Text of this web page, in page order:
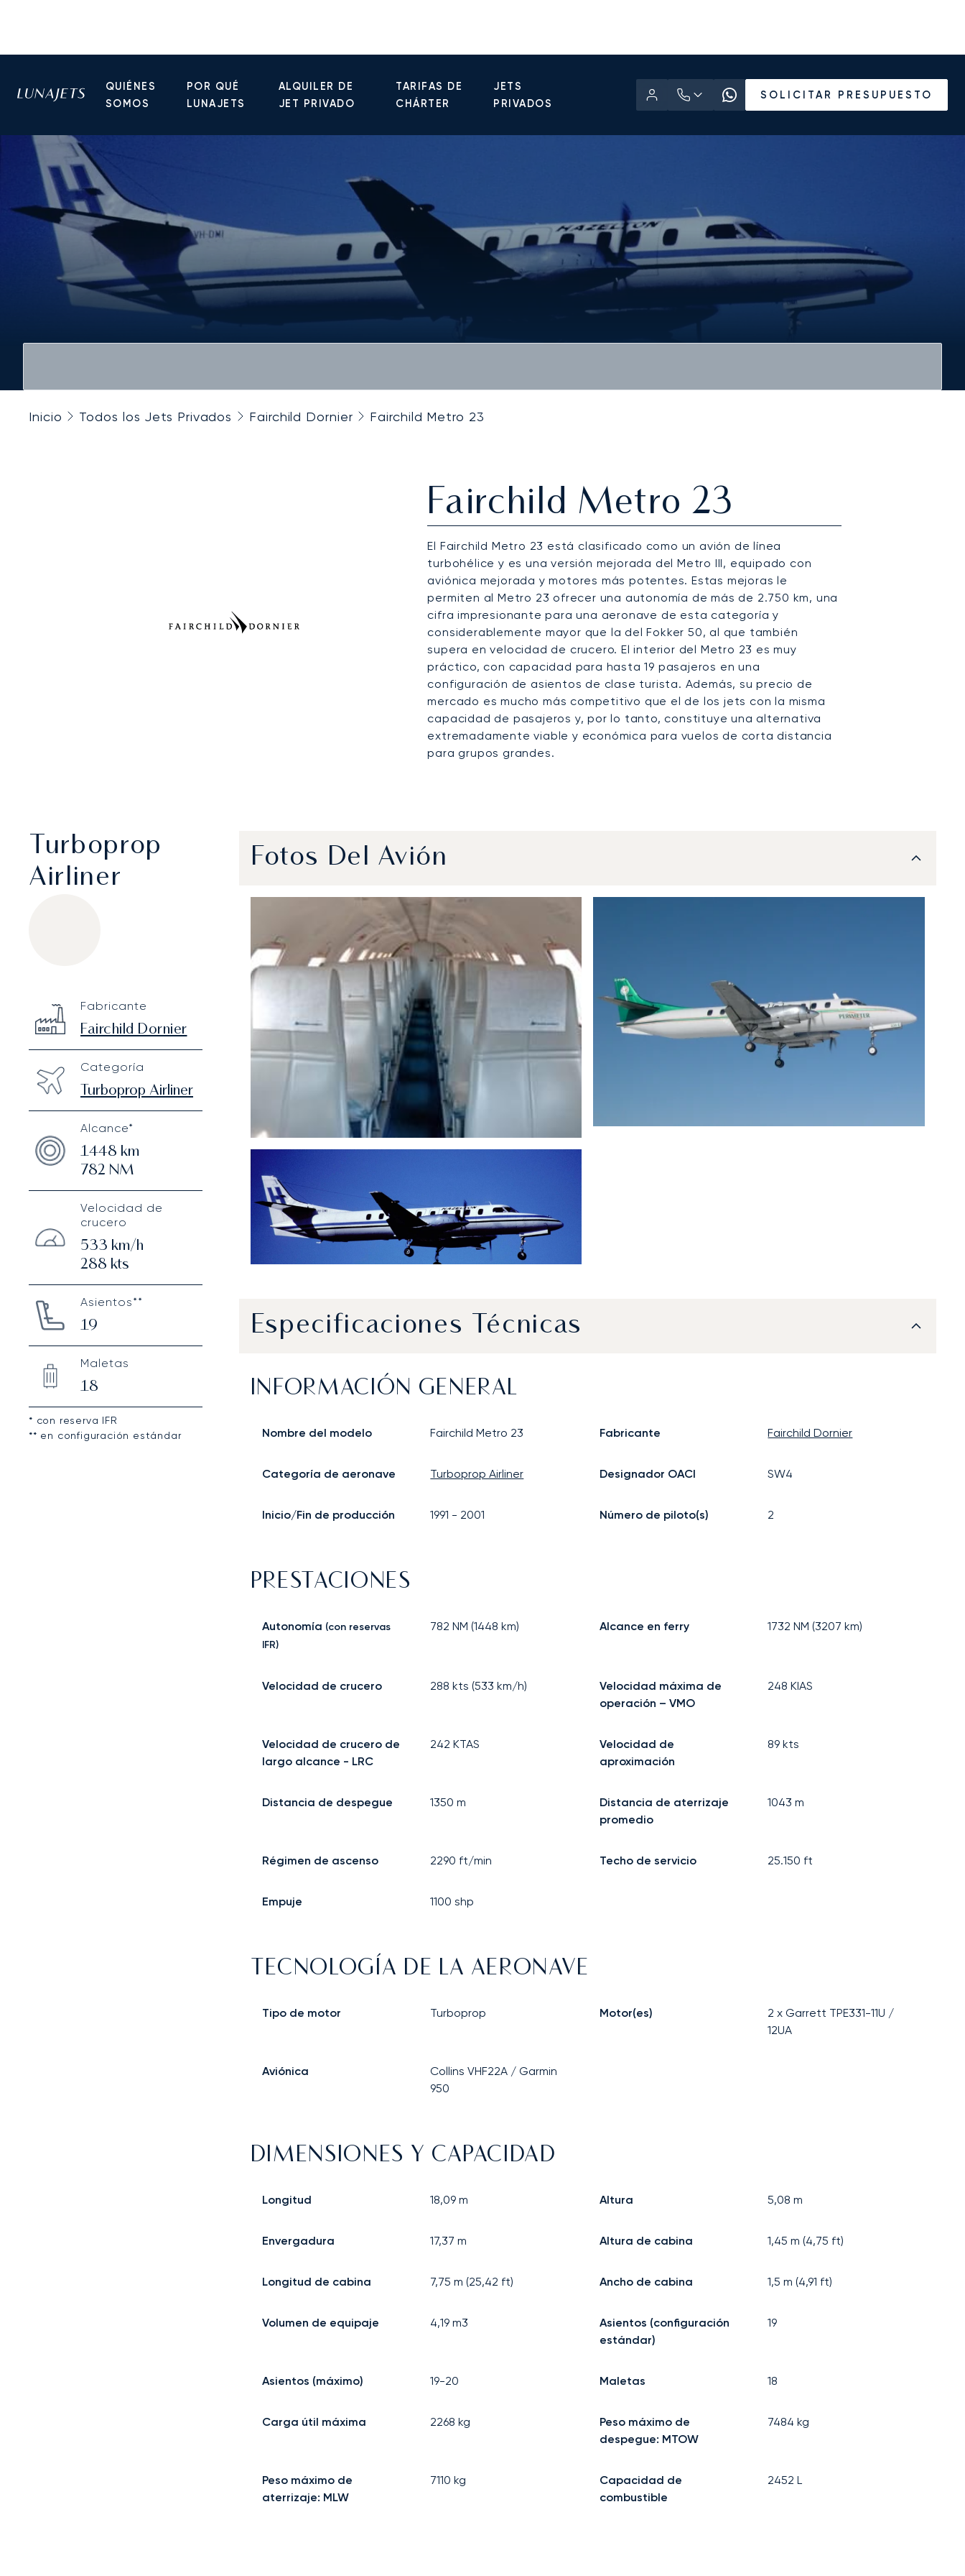
QUIÉNES
SOMOS
POR QUÉ
LUNAJETS
ALQUILER DE
JET PRIVADO
TARIFAS DE
CHÁRTER
JETS
PRIVADOS
SOLICITAR PRESUPUESTO
Inicio Todos los Jets Privados Fairchild Dornier Fairchild Metro 23
Fairchild Metro 23
El Fairchild Metro 23 está clasificado como un avión de línea
turbohélice y es una versión mejorada del Metro III, equipado con
aviónica mejorada y motores más potentes. Estas mejoras le
permiten al Metro 23 ofrecer una autonomía de más de 2.750 km, una
cifra impresionante para una aeronave de esta categoría y
considerablemente mayor que la del Fokker 50, al que también
supera en velocidad de crucero. El interior del Metro 23 es muy
práctico, con capacidad para hasta 19 pasajeros en una
configuración de asientos de clase turista. Además, su precio de
mercado es mucho más competitivo que el de los jets con la misma
capacidad de pasajeros y, por lo tanto, constituye una alternativa
extremadamente viable y económica para vuelos de corta distancia
para grupos grandes.
Turboprop
Airliner
Technical specifications
Fabricante
Fairchild Dornier
Categoría
Turboprop Airliner
Alcance*
1448 km
782 NM
Velocidad de
crucero
533 km/h
288 kts
Asientos**
19
Maletas
18
* con reserva IFR
** en configuración estándar
Fotos Del Avión
Especificaciones Técnicas
INFORMACIÓN GENERAL
Nombre del modelo Fairchild Metro 23 Fabricante Fairchild Dornier
Categoría de aeronave Turboprop Airliner Designador OACI SW4
Inicio/Fin de producción 1991 - 2001 Número de piloto(s) 2
PRESTACIONES
Autonomía (con reservas
IFR)
782 NM (1448 km) Alcance en ferry 1732 NM (3207 km)
Velocidad de crucero 288 kts (533 km/h)
Velocidad máxima de
operación – VMO
248 KIAS
Velocidad de crucero de
largo alcance - LRC
242 KTAS
Velocidad de
aproximación
89 kts
Distancia de despegue 1350 m
Distancia de aterrizaje
promedio
1043 m
Régimen de ascenso 2290 ft/min Techo de servicio 25.150 ft
Empuje 1100 shp
TECNOLOGÍA DE LA AERONAVE
Tipo de motor Turboprop Motor(es)
2 x Garrett TPE331-11U /
12UA
Aviónica
Collins VHF22A / Garmin
950
DIMENSIONES Y CAPACIDAD
Longitud 18,09 m Altura 5,08 m
Envergadura 17,37 m Altura de cabina 1,45 m (4,75 ft)
Longitud de cabina 7,75 m (25,42 ft) Ancho de cabina 1,5 m (4,91 ft)
Volumen de equipaje 4,19 m3
Asientos (configuración
estándar)
19
Asientos (máximo) 19-20 Maletas 18
Carga útil máxima 2268 kg
Peso máximo de
despegue: MTOW
7484 kg
Peso máximo de
aterrizaje: MLW
7110 kg
Capacidad de
combustible
2452 L